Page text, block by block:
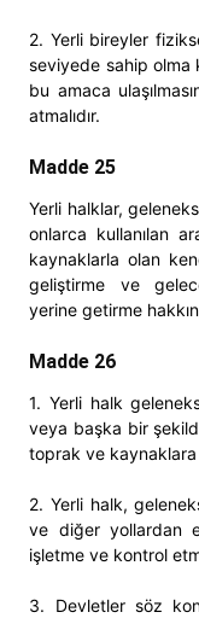
2. Yerli bireyler
seviyede sahip olma
bu amaca
atmalıdır.
Madde 25
Yerli halklar,
onlarca kullanılan
kaynaklarla olan
geliştirme ve
yerine getirme
Madde 26
1. Yerli halk
veya başka bir
toprak ve kaynaklara
2. Yerli halk,
ve diğer yollardan
işletme ve kontrol
3. Devletler söz